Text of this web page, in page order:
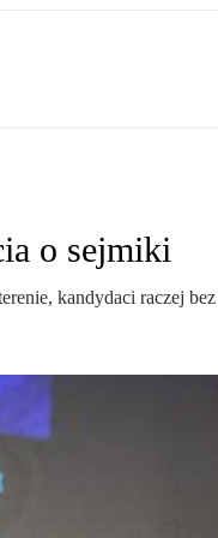
o sejmiki
kandydaci raczej